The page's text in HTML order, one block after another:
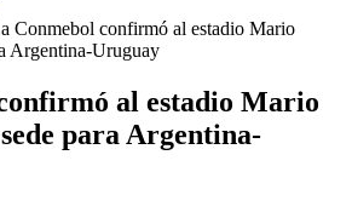
Conmebol confirmó al estadio Mario
Argentina-Uruguay
al estadio Mario
para Argentina-